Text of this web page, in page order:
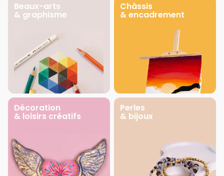
Beaux-arts
& graphisme
Châssis
& encadrement
Décoration
& loisirs créatifs
Perles
& bijoux